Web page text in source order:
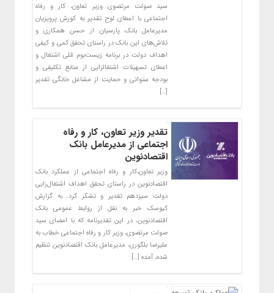
سید صولت مرتضوی وزیر تعاون، کار و رفاه
اجتماعی با اعطای لوح تقدیر به کورش پرویزیان
مدیرعامل بانک پارسیان از حسن همکاری و
تلاش‌های این بانک در راستای تحقق کمی و کیفی
اهداف دولت در برنامه زیست‌بوم مّلی اشتغال و
اعطای تسهیلات اشتغالزایی از منابع تکلیفی و
بودجه سنواتی و حمایت از مشاغل خانگی تقدیر
[…]
تقدیر وزیر تعاون، کار و رفاه
اجتماعی از مدیرعامل بانک
اقتصادنوین
وزیر تعاون،کار و رفاه اجتماعی از عملکرد بانک
اقتصادنوین در راستای تحقق اهداف اشتغال‌زایی
دولت سیزدهم تقدیر و تشکر کرد. به گزارش
کیوسک خبر به نقل از روابط عمومی بانک
اقتصادنوین، در این تقدیرنامه که با امضای سید
صولت مرتضوی، وزیر کار و رفاه اجتماعی خطاب به
علیرضا بلگوری، مدیرعامل بانک اقتصادنوین تنظیم
شده، آمده […]